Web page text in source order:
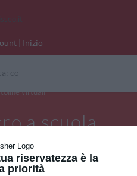
riservatezza è la
priorità
| Inizio
virtuali
a scuola